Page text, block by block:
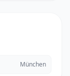
München